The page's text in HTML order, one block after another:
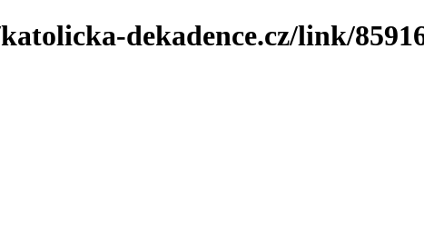
dekadence.cz/link/